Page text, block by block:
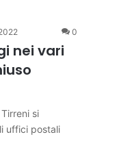
0
nei vari
si
uffici postali